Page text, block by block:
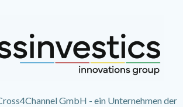
GmbH - ein Unternehmen der